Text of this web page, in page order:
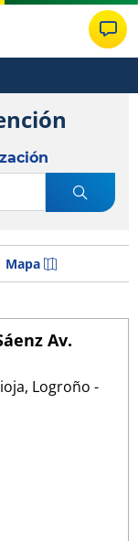
Mapa
Av.
Logroño -